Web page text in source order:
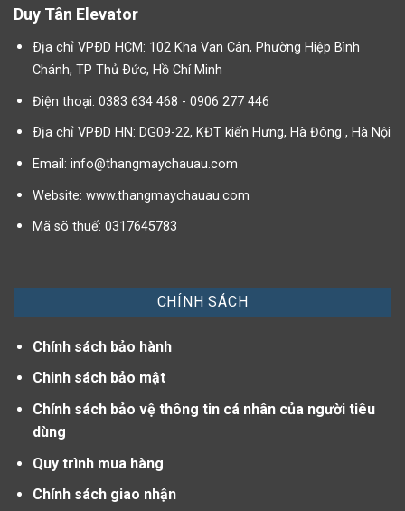
Duy Tân Elevator
Ðịa chỉ VPÐD HCM: 102 Kha Van Cân, Phường Hiệp Bình
Chánh, TP Thủ Ðức, Hồ Chí Minh
Điện thoại: 0383 634 468 - 0906 277 446
Ðịa chỉ VPÐD HN: DG09-22, KĐT kiến Hưng, Hà Đông , Hà Nội
Email: info@thangmaychauau.com
Website: www.thangmaychauau.com
Mã sõ thuế: 0317645783
CHÍNH SÁCH
Chính sách bảo hành
Chinh sách bảo mật
Chính sách bảo vệ thông tin cá nhân của người tiêu
dùng
Quy trình mua hàng
Chính sách giao nhận